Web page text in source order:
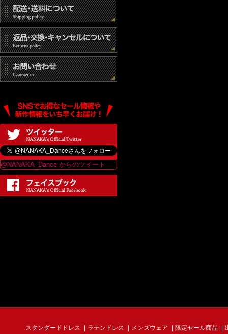
@NANAKA_Dance からのツイート
スタンダードドレス ラテンドレス メンズウェア 限定セール商品